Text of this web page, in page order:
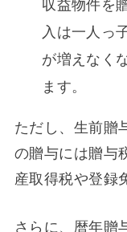
収益物件を
入は一人っ
が増えなく
ます。
ただし、生前贈
の贈与には贈与
産取得税や登録
さらに、暦年贈